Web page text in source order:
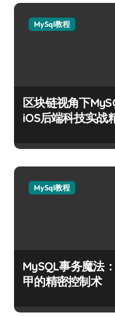
MySql教程
区块链视角下
iOS后端科技实战
MySql教程
MySQL事务魔法
甲的精密控制术